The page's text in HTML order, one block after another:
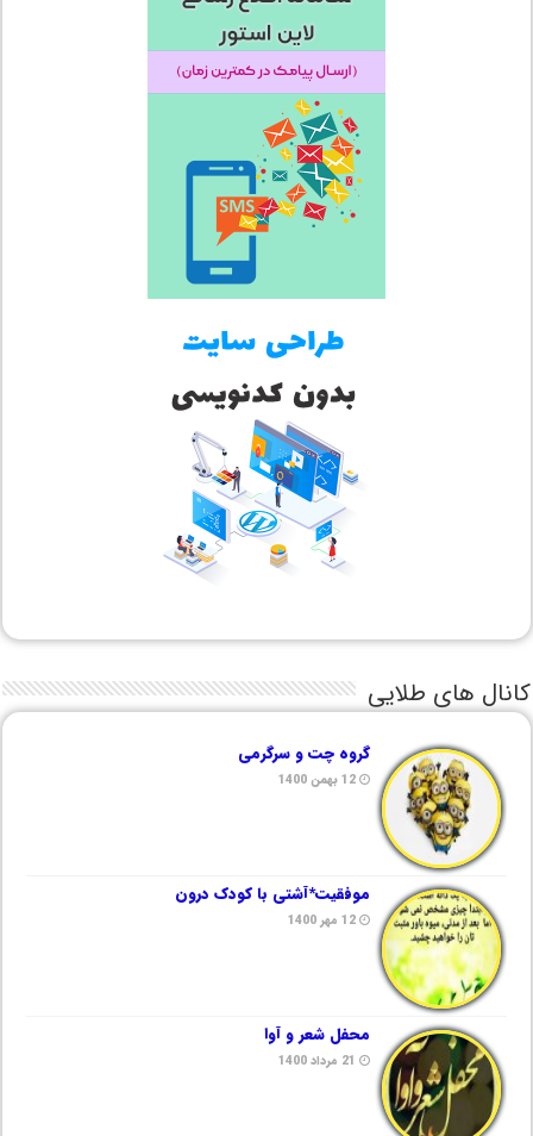
کانال های طلایی
گروه چت و سرگرمی
12 بهمن 1400
موفقیت*آشتی با کودک درون
12 مهر 1400
محفل شعر و آوا
21 مرداد 1400